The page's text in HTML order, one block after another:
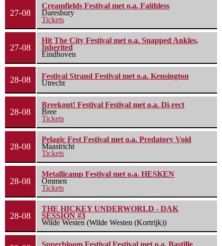
27-08
Creamfields Festival met o.a. Faithless
Daresbury
Tickets
27-08
Hit The City Festival met o.a. Snapped Ankles,
Inherited
Eindhoven
28-08
Festival Strand Festival met o.a. Kensington
Utrecht
28-08
Breekout! Festival Festival met o.a. Di-rect
Bree
Tickets
28-08
Pelagic Fest Festival met o.a. Predatory Void
Maastricht
Tickets
28-08
Metallicamp Festival met o.a. HESKEN
Ommen
Tickets
28-08
THE HICKEY UNDERWORLD - DAK
SESSION #3
Wilde Westen (Wilde Westen (Kortrijk))